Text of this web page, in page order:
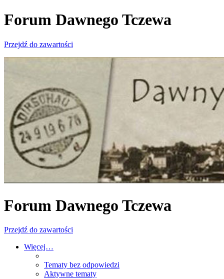
Forum Dawnego Tczewa
Przejdź do zawartości
Forum Dawnego Tczewa
Przejdź do zawartości
Więcej…
Tematy bez odpowiedzi
Aktywne tematy